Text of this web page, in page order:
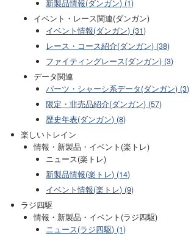
新製品情報(ダンガン) (1)
イベント・レース関連(ダンガン)
イベント情報(ダンガン) (31)
レース・コース紹介(ダンガン) (38)
ファイティングレース(ダンガン) (3)
データ関連
パーツ・シャーシ系データ(ダンガン) (3)
限定・非売品紹介(ダンガン) (57)
歴史年表(ダンガン) (8)
楽しいトレイン
情報・新製品・イベント(楽トレ)
ニュース(楽トレ)
新製品情報(楽トレ) (14)
イベント情報(楽トレ) (9)
ラジ四駆
情報・新製品・イベント(ラジ四駆)
ニュース(ラジ四駆) (1)